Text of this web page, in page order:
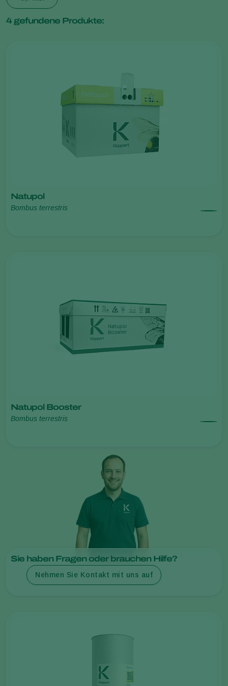
4gefundene Produkte:
Natupol
Bombus terrestris
Natupol Booster
Bombus terrestris
Sie haben Fragen oder brauchen Hilfe?
Nehmen Sie Kontakt mit uns auf